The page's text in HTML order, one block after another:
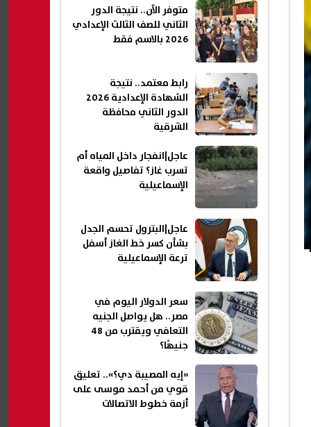
متوفر الآن.. نتيجة الدور
الثاني للصف الثالث الإعدادي
2026 بالاسم فقط
رابط معتمد.. نتيجة
الشهادة الإعدادية 2026
الدور الثاني محافظة
الشرقية
عاجل|انفجار داخل المياه أم
تسرب غاز؟ تفاصيل واقعة
الإسماعيلية
عاجل|البترول تحسم الجدل
بشأن كسر خط الغاز أسفل
ترعة الإسماعيلية
سعر الدولار اليوم في
مصر.. هل يواصل الجنيه
التعافي ويقترب من 48
جنيهًا؟
«إيه المصيبة دي؟».. تعليق
قوي من أحمد موسى على
أزمة خطوط الاتصالات